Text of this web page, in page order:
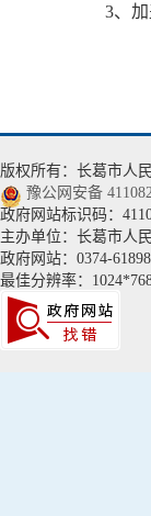
3、
版权所有：长葛市人
豫公网安备
政府网站标识码：
主办单位：长葛市人
政府网站：0374-
最佳分辨率：